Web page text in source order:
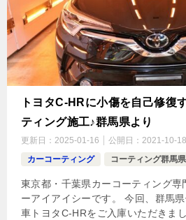
トヨタC-HRに小傷を自己修復
ティング施工♪群馬県より
更新日： 2025-01-16 公開日： 2021-10-18
カーコーティング
コーティング群馬県
東京都・千葉県カーコーティング
ーアイアイシーです。 今回、群馬
車トヨタC-HRをご入庫いただきま